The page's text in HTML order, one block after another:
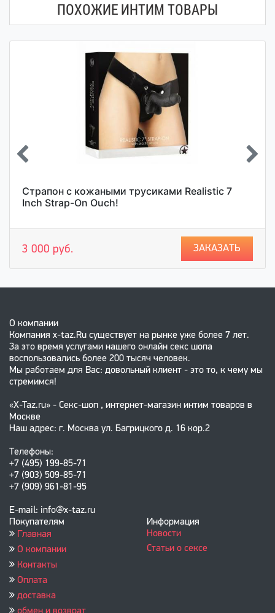
ПОХОЖИЕ ИНТИМ ТОВАРЫ
Страпон с кожаными трусиками Realistic 7
Inch Strap-On Ouch!
3 000 руб. ЗАКАЗАТЬ
О компании
Компания x-taz.Ru существует на рынке уже более 7 лет.
За это время услугами нашего онлайн секс шопа
воспользовались более 200 тысяч человек.
Мы работаем для Вас: довольный клиент - это то, к чему мы
стремимся!
«X-Taz.ru» - Секс-шоп , интернет-магазин интим товаров в
Москве
Наш адрес: г. Москва ул. Багрицкого д. 16 кор.2
Телефоны:
+7 (495) 199-85-71
+7 (903) 509-85-71
+7 (909) 961-81-95
E-mail: info@x-taz.ru
Покупателям
Главная
О компании
Контакты
Оплата
доставка
Информация
Новости
Статьи о сексе